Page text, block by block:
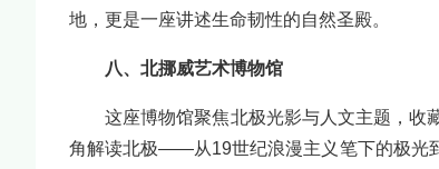
地，更是一座讲述生命韧性的自然圣殿。
八、北挪威艺术博物馆
这座博物馆聚焦北极光影与人文主题，收
角解读北极——从19世纪浪漫主义笔下的极光